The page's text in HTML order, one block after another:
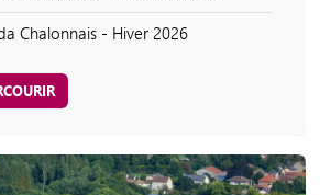
Chalonnais - Hiver 2026